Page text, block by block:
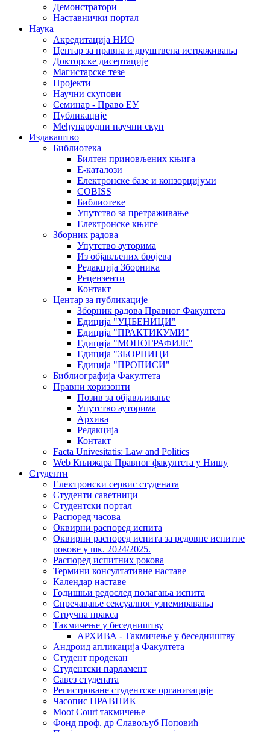
Демонстратори
Наставнички портал
Наука
Акредитација НИО
Центар за правна и друштвена истраживања
Докторске дисертације
Магистарске тезе
Пројекти
Научни скупови
Семинар - Право ЕУ
Публикације
Међународни научни скуп
Издаваштво
Библиотека
Билтен приновљених књига
Е-каталози
Електронске базе и конзорцијуми
COBISS
Библиотеке
Упутство за претраживање
Електронске књиге
Зборник радова
Упутство ауторима
Из објављених бројева
Редакција Зборника
Рецензенти
Контакт
Центар за публикације
Зборник радова Правног Факултета
Едиција "УЏБЕНИЦИ"
Едиција "ПРАКТИКУМИ"
Едиција "МОНОГРАФИЈЕ"
Едиција "ЗБОРНИЦИ
Едиција "ПРОПИСИ"
Библиографија Факултета
Правни хоризонти
Позив за објављивање
Упутство ауторима
Архива
Редакција
Контакт
Facta Univesitatis: Law and Politics
Web Књижара Правног факултета у Нишу
Студенти
Електронски сервис студената
Студенти саветници
Студентски портал
Распоред часова
Оквирни распоред испита
Оквирни распоред испита за редовне испитне
рокове у шк. 2024/2025.
Распоред испитних рокова
Термини консултативне наставе
Календар наставе
Годишњи редослед полагања испита
Спречавање сексуалног узнемиравања
Стручна пракса
Такмичење у беседништву
АРХИВА - Такмичење у беседништву
Андроид апликација Факултета
Студент продекан
Студентски парламент
Савез студената
Регистроване студентске организације
Часопис ПРАВНИК
Moot Court такмичење
Фонд проф. др Славољуб Поповић